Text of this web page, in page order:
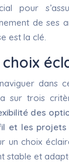
pour
de ses
est la clé.
choix
dans
sur trois
des
et les projets
un choix
stable et